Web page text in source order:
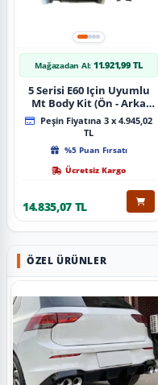
Mağazadan Al: 11.921,99 TL
5 Serisi E60 Için Uyumlu
Mt Body Kit (Ön - Arka
Tampon -Marspiyel )
Peşin Fiyatına 3 x 4.945,02
TL
%5 Puan Fırsatı
Ücretsiz Kargo
14.835,07 TL
ÖZEL ÜRÜNLER